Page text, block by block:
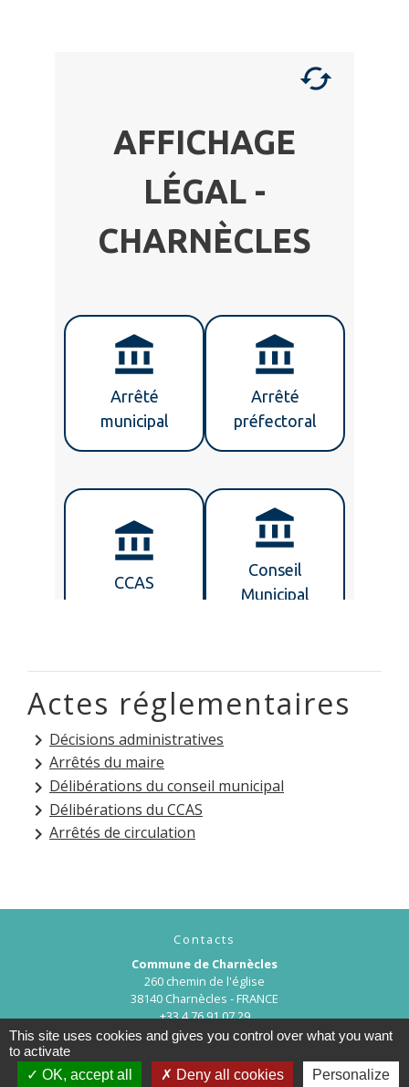
Actes réglementaires
keyboard_arrow_right Décisions administratives
keyboard_arrow_right Arrêtés du maire
keyboard_arrow_right Délibérations du conseil municipal
keyboard_arrow_right Délibérations du CCAS
keyboard_arrow_right Arrêtés de circulation
Contacts
Commune de Charnècles
260 chemin de l'église
38140 Charnècles - FRANCE
+33 4 76 91 07 29
Contact par formulaire
This site uses cookies and gives you control over what you want
to activate
OK, accept all
Deny all cookies Personalize